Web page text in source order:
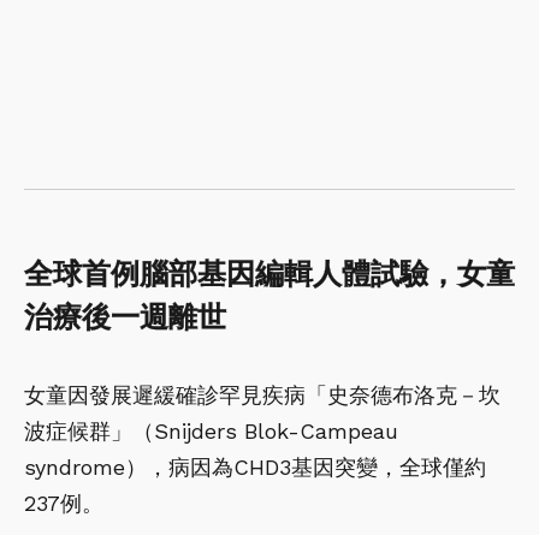
全球首例腦部基因編輯人體試驗，女童
治療後一週離世
女童因發展遲緩確診罕見疾病「史奈德布洛克－坎
波症候群」（Snijders Blok-Campeau
syndrome），病因為CHD3基因突變，全球僅約
237例。